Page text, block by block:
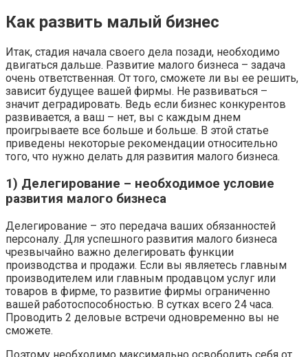
Как развить малый бизнес
Итак, стадия начала своего дела позади, необходимо
двигаться дальше. Развитие малого бизнеса – задача
очень ответственная. От того, сможете ли вы ее решить,
зависит будущее вашей фирмы. Не развиваться –
значит деградировать. Ведь если бизнес конкурентов
развивается, а ваш – нет, вы с каждым днем
проигрываете все больше и больше. В этой статье
приведены некоторые рекомендации относительно
того, что нужно делать для развития малого бизнеса.
1) Делегирование – необходимое условие
развития малого бизнеса
Делегирование – это передача ваших обязанностей
персоналу. Для успешного развития малого бизнеса
чрезвычайно важно делегировать функции
производства и продажи. Если вы являетесь главным
производителем или главным продавцом услуг или
товаров в фирме, то развитие фирмы ограниченно
вашей работоспособностью. В сутках всего 24 часа.
Проводить 2 деловые встречи одновременно вы не
сможете.
Поэтому необходимо максимально освободить себя от